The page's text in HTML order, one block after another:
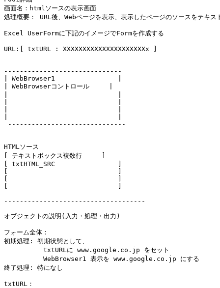
画面名：htmlソースの表示画面
処理概要： URL後、Webページを表示、表示したページのソースをテキス
Excel UserFormに下記のイメージでFormを作成する
URL:[ txtURL : XXXXXXXXXXXXXXXXXXXXXx ]
------------------------------
| WebBrowser1                |
| WebBrowserコントロール     |
------------------------------
HTMLソース
[ テキストボックス複数行     ]
[ txtHTML_SRC                ]
------------------------------------
オブジェクトの説明(入力・処理・出力)
フォーム全体：
初期処理: 初期状態として、
          txtURLに www.google.co.jp をセット
          WebBrowser1 表示を www.google.co.jp にする
終了処理: 特になし
txtURL：